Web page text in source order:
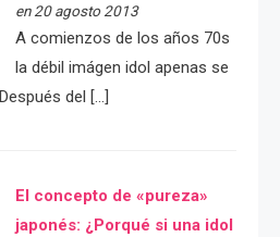
en 20 agosto 2013
A comienzos de los años 70s
la débil imágen idol apenas se
del […]
El concepto de «pureza»
japonés: ¿Porqué si una idol